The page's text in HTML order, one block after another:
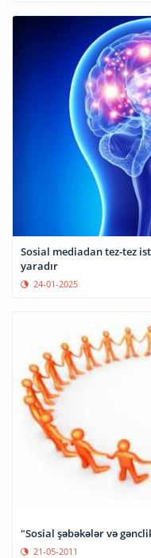
Sosial mediadan tez-tez
yaradır
24-01-2025
"Sosial şəbəkələr və
21-05-2011